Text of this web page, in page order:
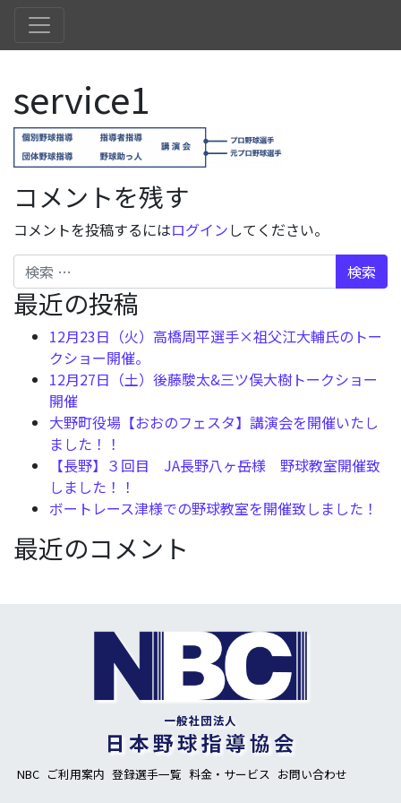
service1
コメントを残す
コメントを投稿するにはログインしてください。
検索
最近の投稿
12月23日（火）高橋周平選手×祖父江大輔氏のトー
クショー開催。
12月27日（土）後藤駿太&三ツ俣大樹トークショー
開催
大野町役場【おおのフェスタ】講演会を開催いたし
ました！！
【長野】３回目 JA長野八ヶ岳様 野球教室開催致
しました！！
ボートレース津様での野球教室を開催致しました！
最近のコメント
NBC ご利用案内 登録選手一覧 料金・サービス お問い合わせ